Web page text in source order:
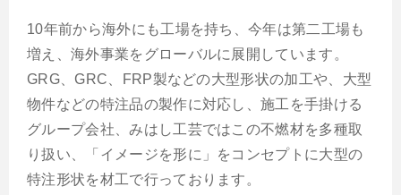
10年前から海外にも工場を持ち、今年は第二工場も
増え、海外事業をグローバルに展開しています。
GRG、GRC、FRP製などの大型形状の加工や、大型
物件などの特注品の製作に対応し、施工を手掛ける
グループ会社、みはし工芸ではこの不燃材を多種取
り扱い、「イメージを形に」をコンセプトに大型の
特注形状を材工で行っております。